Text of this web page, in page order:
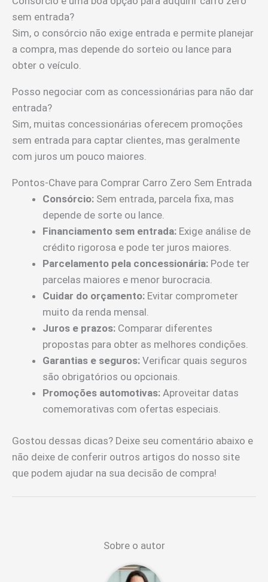
sem entrada?
Sim, o consórcio não exige entrada e permite planejar
a compra, mas depende do sorteio ou lance para
obter o veículo.
Posso negociar com as concessionárias para não dar
entrada?
Sim, muitas concessionárias oferecem promoções
sem entrada para captar clientes, mas geralmente
com juros um pouco maiores.
Pontos-Chave para Comprar Carro Zero Sem Entrada
Consórcio: Sem entrada, parcela fixa, mas
depende de sorte ou lance.
Financiamento sem entrada: Exige análise de
crédito rigorosa e pode ter juros maiores.
Parcelamento pela concessionária: Pode ter
parcelas maiores e menor burocracia.
Cuidar do orçamento: Evitar comprometer
muito da renda mensal.
Juros e prazos: Comparar diferentes
propostas para obter as melhores condições.
Garantias e seguros: Verificar quais seguros
são obrigatórios ou opcionais.
Promoções automotivas: Aproveitar datas
comemorativas com ofertas especiais.
Gostou dessas dicas? Deixe seu comentário abaixo e
não deixe de conferir outros artigos do nosso site
que podem ajudar na sua decisão de compra!
Sobre o autor